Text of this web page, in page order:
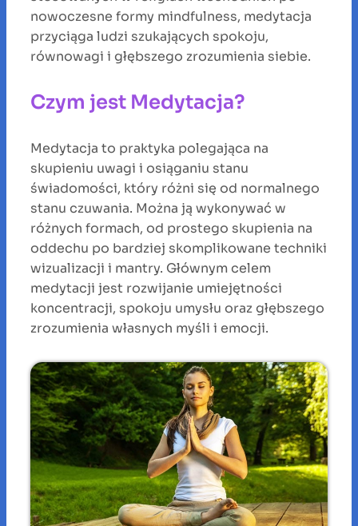
nowoczesne formy mindfulness, medytacja
przyciąga ludzi szukających spokoju,
równowagi i głębszego zrozumienia siebie.
Czym jest Medytacja?
Medytacja to praktyka polegająca na
skupieniu uwagi i osiąganiu stanu
świadomości, który różni się od normalnego
stanu czuwania. Można ją wykonywać w
różnych formach, od prostego skupienia na
oddechu po bardziej skomplikowane techniki
wizualizacji i mantry. Głównym celem
medytacji jest rozwijanie umiejętności
koncentracji, spokoju umysłu oraz głębszego
zrozumienia własnych myśli i emocji.